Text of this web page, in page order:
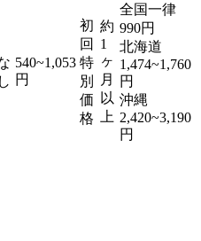
し
540~1,053
円
初
回
特
別
価
格
約
1
ヶ
月
以
上
全国一律
990円
北海道
1,474~1,760
円
沖縄
2,420~3,190
円